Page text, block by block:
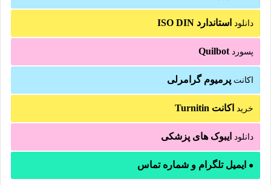
دانلود استاندارد ISO DIN
پسورد Quilbot
اکانت پرمیوم گرامرلی
خرید اکانت Turnitin
دانلود ایبوک های پزشکی
● ایمیل تلگرام و شماره تماس